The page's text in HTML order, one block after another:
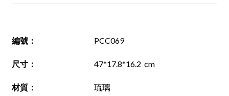
編號 ： PCC069
尺寸 ： 47*17.8*16.2 cm
材質 ： 琉璃